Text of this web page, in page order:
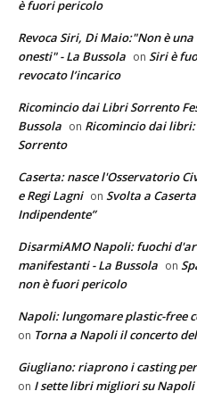
è fuori pericolo
Revoca Siri, Di Maio:"Non è
onesti" - La Bussola on Siri è
revocato l’incarico
Ricomincio dai Libri Sorrento
Bussola on Ricomincio dai
Sorrento
Caserta: nasce l'Osservatorio
e Regi Lagni on Svolta a
Indipendente”
DisarmiAMO Napoli: fuochi
manifestanti - La Bussola on
non è fuori pericolo
Napoli: lungomare plastic-free
on Torna a Napoli il concerto
Giugliano: riaprono i casting
on I sette libri migliori su Napoli